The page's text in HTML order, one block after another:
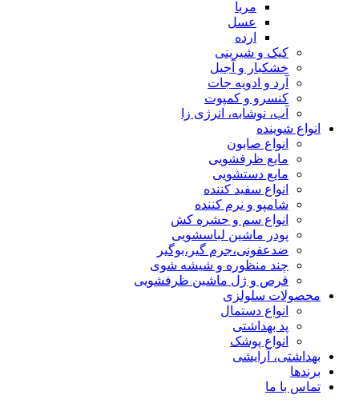
مربا
عسل
ارده
کیک و شیرینی
خشکبار و آجیل
آرد و ادویه جات
کنسرو و کمپوت
آب، نوشابه، انرژی زا
انواع شوینده
انواع صابون
مایع ظرفشویی
مایع دستشویی
انواع سفید کننده
شامپو و نرم کننده
انواع سم و حشره کش
پودر ماشین لباسشویی
ضدعفونی،جرم گیر،بوگیر
چند منظوره و شیشه شوی
قرص و ژل ماشین ظرفشویی
محصولات سلولزی
انواع دستمال
پد بهداشتی
انواع پوشک
بهداشتی، آرایشی
برندها
تماس با ما